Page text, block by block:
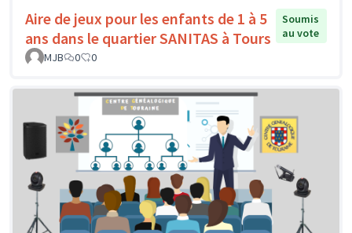
Aire de jeux pour les enfants de 1 à 5
ans dans le quartier SANITAS à Tours
Soumis
au vote
MJB
0 0